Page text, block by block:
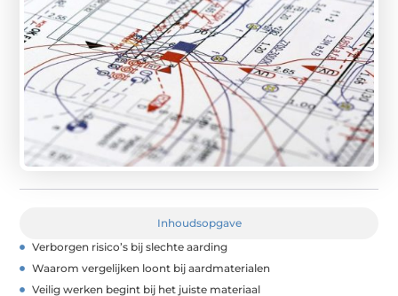
Inhoudsopgave
Verborgen risico’s bij slechte aarding
Waarom vergelijken loont bij aardmaterialen
Veilig werken begint bij het juiste materiaal